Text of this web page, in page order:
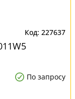
227637
По запросу